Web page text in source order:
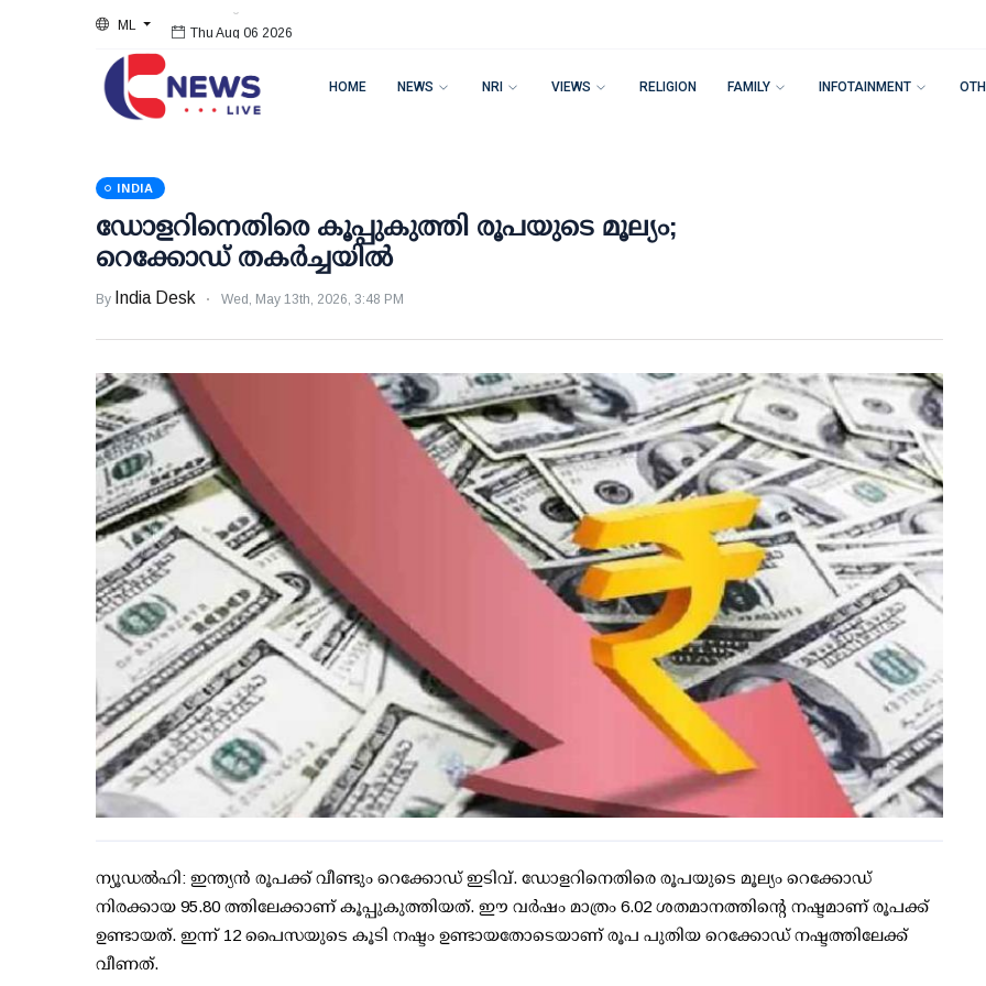
ML Thu Aug 06 2026
HOME NEWS NRI VIEWS RELIGION FAMILY INFOTAINMENT
INDIA
ഡോളറിനെതിരെ കൂപ്പുകുത്തി രൂപയുടെ മൂല്യം;
റെക്കോഡ് തകര്‍ച്ചയില്‍
By India Desk Wed, May 13th, 2026, 3:48 PM
ന്യൂഡല്‍ഹി: ഇന്ത്യന്‍ രൂപക്ക് വീണ്ടും റെക്കോഡ് ഇടിവ്. ഡോളറിനെതിരെ രൂപയുടെ മൂല്യം റെക്കോഡ്
നിരക്കായ 95.80 ത്തിലേക്കാണ് കൂപ്പുകുത്തിയത്. ഈ വര്‍ഷം മാത്രം 6.02 ശതമാനത്തിന്റെ നഷ്ടമാണ് രൂപക്ക്
ഉണ്ടായത്. ഇന്ന് 12 പൈസയുടെ കൂടി നഷ്ടം ഉണ്ടായതോടെയാണ് രൂപ പുതിയ റെക്കോഡ് നഷ്ടത്തിലേക്ക്
വീണത്.